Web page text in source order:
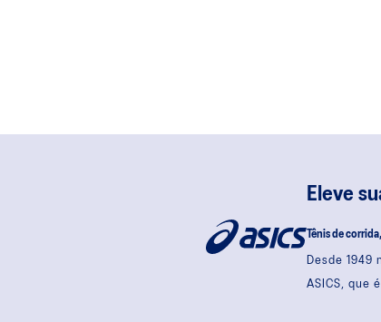
Eleve
Tênis de
Desde
ASICS, que